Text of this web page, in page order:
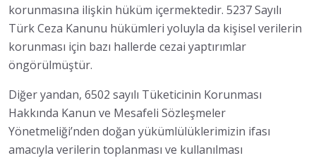
korunmasına ilişkin hüküm içermektedir. 5237 Sayılı
Türk Ceza Kanunu hükümleri yoluyla da kişisel verilerin
korunması için bazı hallerde cezai yaptırımlar
öngörülmüştür.
Diğer yandan, 6502 sayılı Tüketicinin Korunması
Hakkında Kanun ve Mesafeli Sözleşmeler
Yönetmeliği’nden doğan yükümlülüklerimizin ifası
amacıyla verilerin toplanması ve kullanılması